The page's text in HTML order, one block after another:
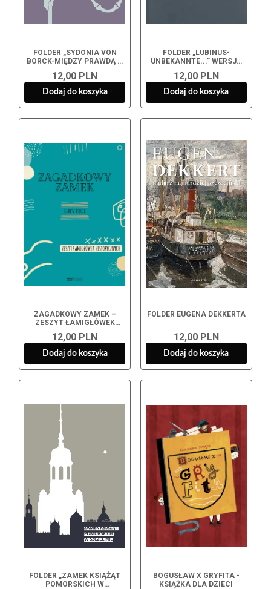
FOLDER „SYDONIA VON
BORCK-MIĘDZY PRAWDĄ A
12,00 PLN
Dodaj do koszyka
FOLDER „LUBINUS-
UNBEKANNTE...” WERSJA
12,00 PLN
Dodaj do koszyka
ZAGADKOWY ZAMEK –
ZESZYT ŁAMIGŁÓWEK
12,00 PLN
Dodaj do koszyka
FOLDER EUGENA DEKKERTA
12,00 PLN
Dodaj do koszyka
FOLDER „ZAMEK KSIĄŻĄT
POMORSKICH W
BOGUSŁAW X GRYFITA -
KSIĄŻKA DLA DZIECI